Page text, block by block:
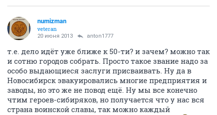
numizman
veteran
20 июня 2013 anton1777
т.е. дело идёт уже ближе к 50-ти? и зачем? можно так
и сотню городов собрать. Просто такое звание надо за
особо выдающиеся заслуги присваивать. Ну да в
Новосибирск эвакуировались многие предприятия и
заводы, но это же не повод ещё. Ну мы все конечно
чтим героев-сибиряков, но получается что у нас вся
страна воинской славы, так можно каждый